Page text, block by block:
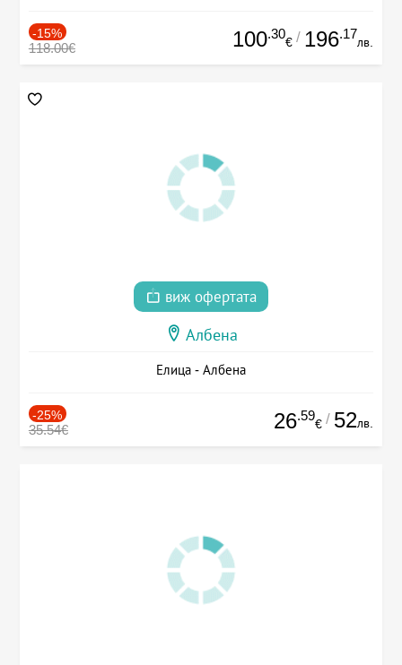
-15%
118.00€ 100.30
€ / 196.17
лв.
виж офертата
Албена
Елица - Албена
-25%
35.54€ 26.59
€ / 52лв.